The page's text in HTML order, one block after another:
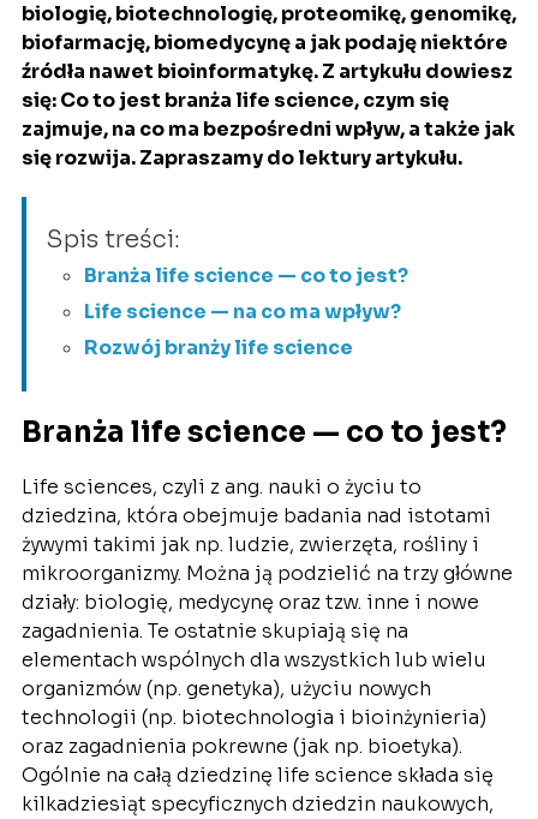
biologię, biotechnologię, proteomikę, genomikę,
biofarmację, biomedycynę a jak podaję niektóre
źródła nawet bioinformatykę. Z artykułu dowiesz
się: Co to jest branża life science, czym się
zajmuje, na co ma bezpośredni wpływ, a także jak
się rozwija. Zapraszamy do lektury artykułu.
Spis treści:
Branża life science — co to jest?
Life science — na co ma wpływ?
Rozwój branży life science
Branża life science — co to jest?
Life sciences, czyli z ang. nauki o życiu to
dziedzina, która obejmuje badania nad istotami
żywymi takimi jak np. ludzie, zwierzęta, rośliny i
mikroorganizmy. Można ją podzielić na trzy główne
działy: biologię, medycynę oraz tzw. inne i nowe
zagadnienia. Te ostatnie skupiają się na
elementach wspólnych dla wszystkich lub wielu
organizmów (np. genetyka), użyciu nowych
technologii (np. biotechnologia i bioinżynieria)
oraz zagadnienia pokrewne (jak np. bioetyka).
Ogólnie na całą dziedzinę life science składa się
kilkadziesiąt specyficznych dziedzin naukowych,